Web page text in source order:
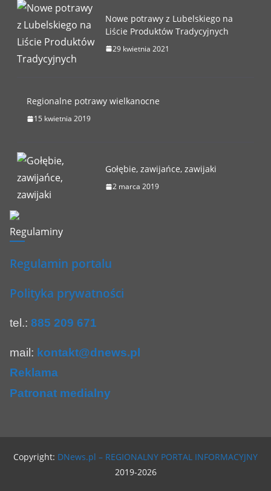
Nowe potrawy z Lubelskiego na
Liście Produktów Tradycyjnych
29 kwietnia 2021
Regionalne potrawy wielkanocne
15 kwietnia 2019
Gołębie, zawijańce, zawijaki
2 marca 2019
Regulaminy
Regulamin portalu
Polityka prywatności
tel.: 885 209 671
mail: kontakt@dnews.pl
Reklama
Patronat medialny
Copyright: DNews.pl – REGIONALNY PORTAL INFORMACYJNY
2019-2026